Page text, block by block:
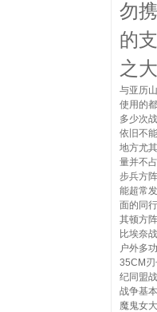
勿
的
之
与亚历
使用的
多少次
依旧不
地方尤
量并不
步兵方
能超常
面的同
其顿方
比埃奈
户外多
35CM
纪同盟
战争基
魔鬼女